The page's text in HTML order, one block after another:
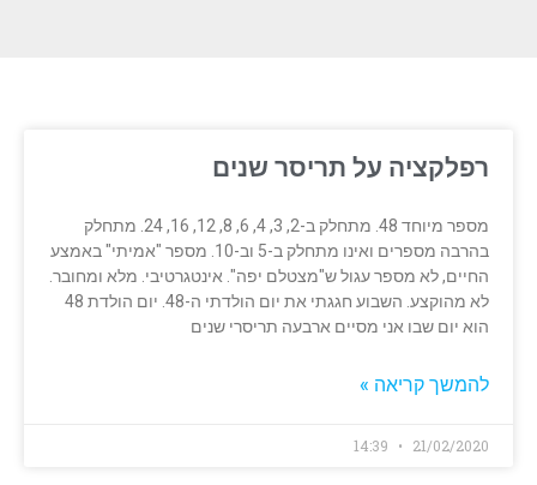
רפלקציה על תריסר שנים
מספר מיוחד 48. מתחלק ב-2, 3, 4, 6, 8, 12, 16, 24. מתחלק
בהרבה מספרים ואינו מתחלק ב-5 וב-10. מספר "אמיתי" באמצע
החיים, לא מספר עגול ש"מצטלם יפה". אינטגרטיבי. מלא ומחובר.
לא מהוקצע. השבוע חגגתי את יום הולדתי ה-48. יום הולדת 48
הוא יום שבו אני מסיים ארבעה תריסרי שנים
להמשך קריאה »
21/02/2020